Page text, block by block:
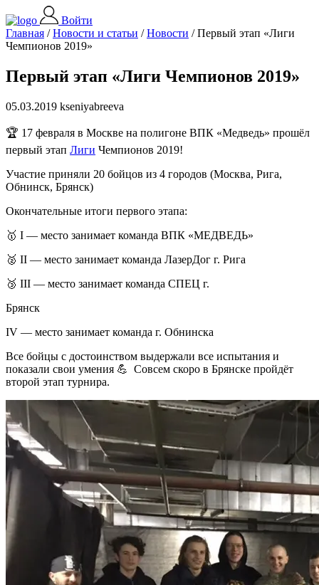
Войти
Главная /Новости и статьи /Новости /Первый этап «Лиги
Чемпионов 2019»
Первый этап «Лиги Чемпионов 2019»
05.03.2019 kseniyabreeva
🏆 17 февраля в Москве на полигоне ВПК «Медведь» прошёл
первый этап Лиги Чемпионов 2019!
Участие приняли 20 бойцов из 4 городов (Москва, Рига,
Обнинск, Брянск)
Окончательные итоги первого этапа:
🥇 I — место занимает команда ВПК «МЕДВЕДЬ»
🥈 II — место занимает команда ЛазерДог г. Рига
🥉 III — место занимает команда СПЕЦ г.
Брянск
IV — место занимает команда г. Обнинска
Все бойцы с достоинством выдержали все испытания и
показали свои умения 💪 Совсем скоро в Брянске пройдёт
второй этап турнира.